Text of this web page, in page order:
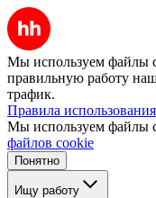
Мы используем файлы
правильную работу
трафик.
Правила
Мы используем файлы
файлов cookie
Понятно
Ищу работу